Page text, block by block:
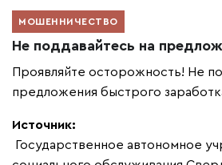
МОШЕННИЧЕСТВО
Не поддавайтесь на
Проявляйте осторожность! Не
предложения быстрого
Источник:
Государственное автономное